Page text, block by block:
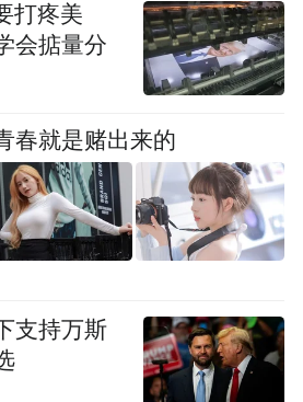
修。
，隐元禅师曾为常熙兴燄
》一篇，念其腊高德厚，
都监院之职。甲午之年，
常熙兴燄禅师“率众哭留，
禅师为常熙兴燄禅师预题了
我东游归来，与君一顿楖
累”之意。果然，东渡两年
）年秋天，隐元禅师“不
嘱以大法”。隐元禅师东渡
打疼美
会掂量分
春就是赌出来的
支持万斯